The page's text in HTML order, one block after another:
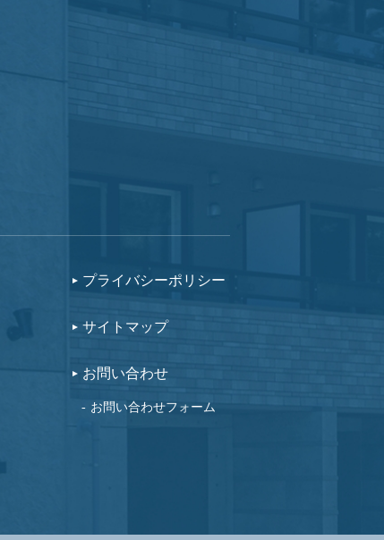
プライバシーポリシー
サイトマップ
お問い合わせ
お問い合わせフォーム